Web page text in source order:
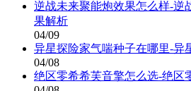
逆战未来聚能炮效果怎么样-逆
果解析
04/09
异星探险家气喘种子在哪里-异
04/08
绝区零希希芙音擎怎么选-绝区